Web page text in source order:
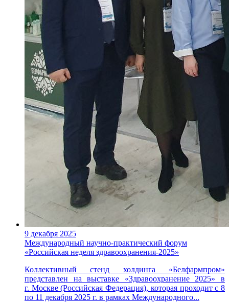
9 декабря 2025
Международный научно-практический форум
«Российская неделя здравоохранения-2025»
Коллективный стенд холдинга «Белфармпром»
представлен на выставке «Здравоохранение 2025» в
г. Москве (Российская Федерация), которая проходит с 8
по 11 декабря 2025 г. в рамках Международного...